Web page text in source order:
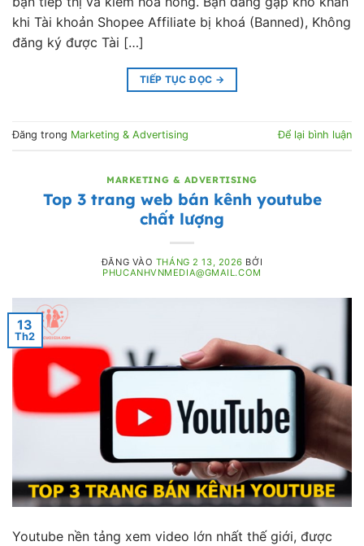
khi Tài khoản Shopee Affiliate bị khoá (Banned), Không
đăng ký được Tài […]
TIẾP TỤC ĐỌC →
Đăng trong Marketing & Advertising Để lại bình luận
MARKETING & ADVERTISING
Top 3 trang web bán kênh youtube
chất lượng
ĐĂNG VÀO THÁNG 2 13, 2026 BỞI
PHUCANHVNMEDIA@GMAIL.COM
13
Th2
Youtube nền tảng xem video lớn nhất thế giới, được